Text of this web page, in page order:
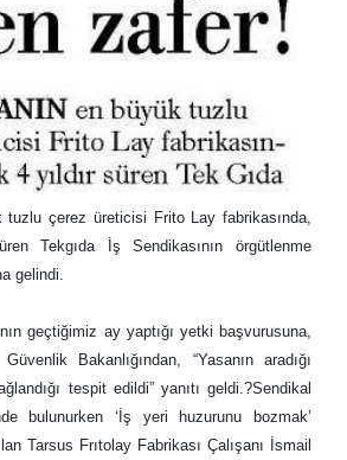
tuzlu çerez üreticisi Frito Lay fabrikasında,
Tekgıda İş Sendikasının örgütlenme
gelindi.
geçtiğimiz ay yaptığı yetki başvurusuna,
Bakanlığından, “Yasanın aradığı
tespit edildi” yanıtı geldi.?Sendikal
bulunurken ‘İş yeri huzurunu bozmak’
Tarsus Frıtolay Fabrikası Çalışanı İsmail